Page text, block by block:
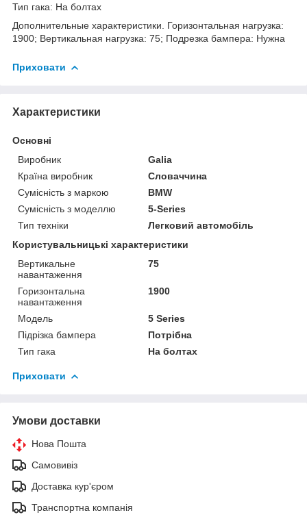
Тип гака: На болтах
Дополнительные характеристики. Горизонтальная нагрузка:
1900; Вертикальная нагрузка: 75; Подрезка бампера: Нужна
Приховати
Характеристики
Основні
Виробник
Galia
Країна виробник
Словаччина
Сумісність з маркою
BMW
Сумісність з моделлю
5-Series
Тип техніки
Легковий автомобіль
Користувальницькі характеристики
Вертикальне
навантаження
75
Горизонтальна
навантаження
1900
Мoдель
5 Series
Підрізка бампера
Потрібна
Тип гака
На болтах
Приховати
Умови доставки
Нова Пошта
Самовивіз
Доставка кур'єром
Транспортна компанія